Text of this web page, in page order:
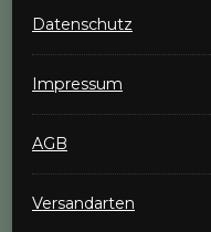
Datenschutz
Impressum
AGB
Versandarten